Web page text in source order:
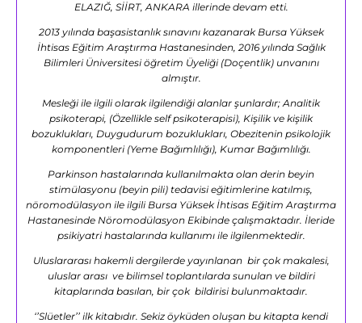
ELAZIĞ, SİİRT, ANKARA illerinde devam etti.
2013 yılında başasistanlık sınavını kazanarak Bursa Yüksek
İhtisas Eğitim Araştırma Hastanesinden, 2016 yılında Sağlık
Bilimleri Üniversitesi öğretim Üyeliği (Doçentlik) unvanını
almıştır.
Mesleği ile ilgili olarak ilgilendiği alanlar şunlardır; Analitik
psikoterapi, (Özellikle self psikoterapisi), Kişilik ve kişilik
bozuklukları, Duygudurum bozuklukları, Obezitenin psikolojik
komponentleri (Yeme Bağımlılığı), Kumar Bağımlılığı.
Parkinson hastalarında kullanılmakta olan derin beyin
stimülasyonu (beyin pili) tedavisi eğitimlerine katılmış,
nöromodülasyon ile ilgili Bursa Yüksek İhtisas Eğitim Araştırma
Hastanesinde Nöromodülasyon Ekibinde çalışmaktadır. İleride
psikiyatri hastalarında kullanımı ile ilgilenmektedir.
Uluslararası hakemli dergilerde yayınlanan bir çok makalesi,
uluslar arası ve bilimsel toplantılarda sunulan ve bildiri
kitaplarında basılan, bir çok bildirisi bulunmaktadır.
‘’Slüetler’’ ilk kitabıdır. Sekiz öyküden oluşan bu kitapta kendi